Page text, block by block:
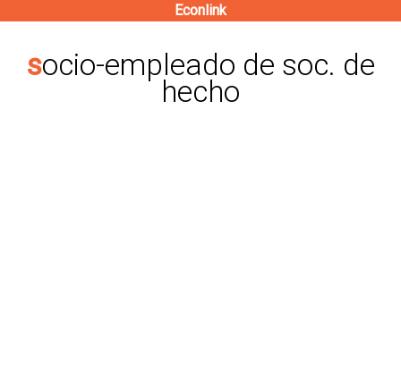
contenido
principal
Econlink
socio-empleado de soc. de
hecho